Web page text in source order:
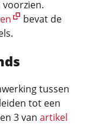
bevat de
tussen
tot een
3 van artikel